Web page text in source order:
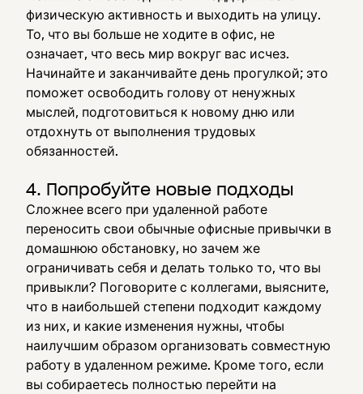
физическую активность и выходить на улицу.
То, что вы больше не ходите в офис, не
означает, что весь мир вокруг вас исчез.
Начинайте и заканчивайте день прогулкой; это
поможет освободить голову от ненужных
мыслей, подготовиться к новому дню или
отдохнуть от выполнения трудовых
обязанностей.
4. Попробуйте новые подходы
Сложнее всего при удаленной работе
переносить свои обычные офисные привычки в
домашнюю обстановку, но зачем же
ограничивать себя и делать только то, что вы
привыкли? Поговорите с коллегами, выясните,
что в наибольшей степени подходит каждому
из них, и какие изменения нужны, чтобы
наилучшим образом организовать совместную
работу в удаленном режиме. Кроме того, если
вы собираетесь полностью перейти на